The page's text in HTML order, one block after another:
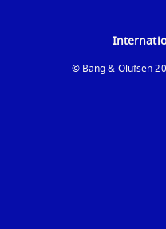
Select country
© Bang & Olufsen